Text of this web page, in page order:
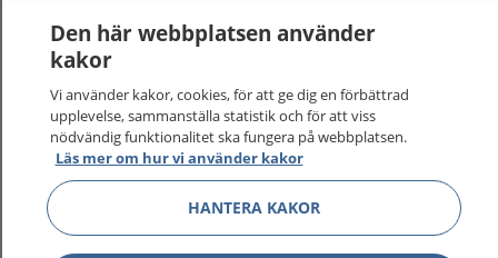
1177 tryggt om din hälsa och vård
Den här webbplatsen använder
kakor
Vi använder kakor, cookies, för att ge dig en förbättrad
upplevelse, sammanställa statistik och för att viss
nödvändig funktionalitet ska fungera på webbplatsen.
Läs mer om hur vi använder kakor
HANTERA KAKOR